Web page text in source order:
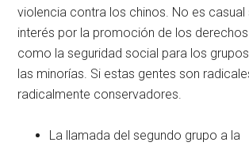
violencia contra los chinos. No es casual
interés por la promoción de los
como la seguridad social para los
las minorías. Si estas gentes son
radicalmente conservadores.
La llamada del segundo grupo a la